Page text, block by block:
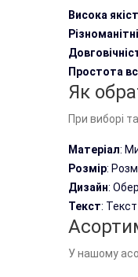
Висока
Простота
Як
При виборі
Матеріал:
Розмір:
Дизайн:
Текст:
У нашому